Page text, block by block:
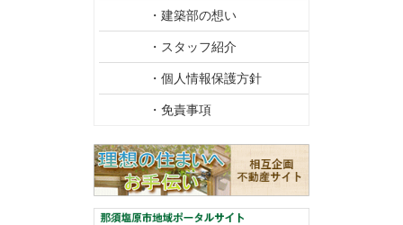
・建築部の想い
・スタッフ紹介
・個人情報保護方針
・免責事項